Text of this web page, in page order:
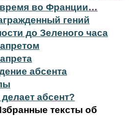
во Франции…
гений
до Зеленого часа
абсента
абсент?
тексты об